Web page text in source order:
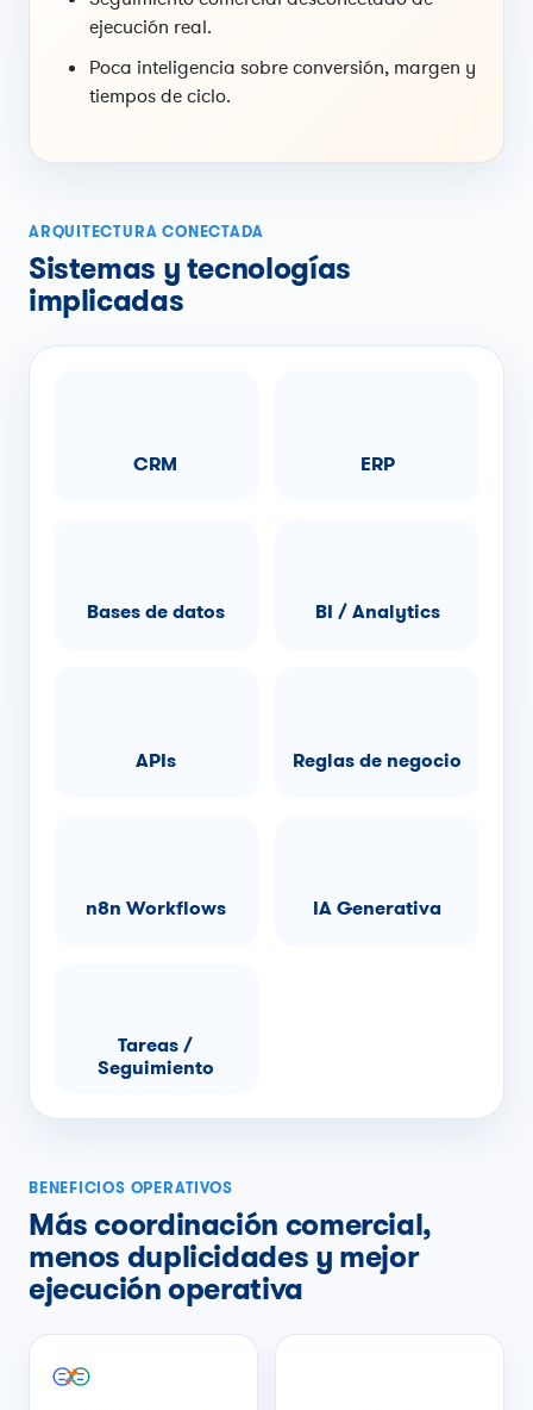
ejecución real.
Poca inteligencia sobre conversión, margen y
tiempos de ciclo.
ARQUITECTURA CONECTADA
Sistemas y tecnologías
implicadas
CRM ERP
Bases de datos BI / Analytics
APIs Reglas de negocio
n8n Workflows IA Generativa
Tareas /
Seguimiento
BENEFICIOS OPERATIVOS
Más coordinación comercial,
menos duplicidades y mejor
ejecución operativa